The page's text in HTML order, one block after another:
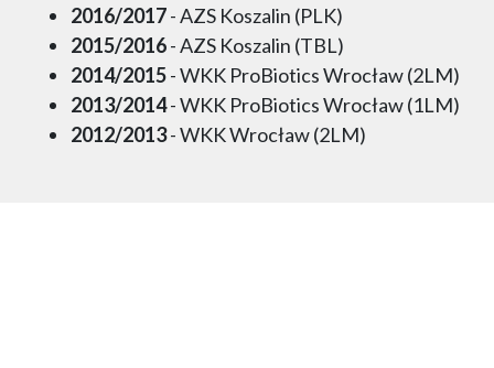
2016/2017- AZS Koszalin (PLK)
2015/2016- AZS Koszalin (TBL)
2014/2015- WKK ProBiotics Wrocław (2LM)
2013/2014- WKK ProBiotics Wrocław (1LM)
2012/2013- WKK Wrocław (2LM)